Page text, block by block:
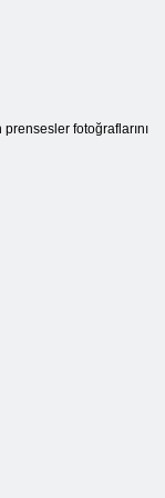
fotoğraflarını